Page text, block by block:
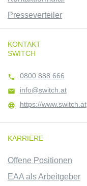
Presseverteiler
KONTAKT
SWITCH
 0800 888 666
 info@switch.at
 https://www.switch.at
KARRIERE
Offene Positionen
EAA als Arbeitgeber